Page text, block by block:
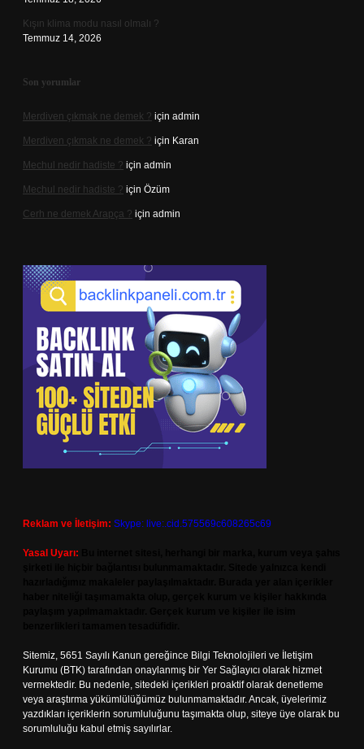
Kışın klima modu nasıl olmalı ?
Temmuz 14, 2026
Son yorumlar
Merdiven çıkmak ne demek ? için admin
Merdiven çıkmak ne demek ? için Karan
Mechul nedir hadiste ? için admin
Mechul nedir hadiste ? için Özüm
Cerh ne demek Arapça ? için admin
Reklam ve İletişim: Skype: live:.cid.575569c608265c69
Yasal Uyarı:
Sitemiz, 5651 Sayılı Kanun gereğince Bilgi Teknolojileri ve İletişim
Kurumu (BTK) tarafından onaylanmış bir Yer Sağlayıcı olarak hizmet
vermektedir. Bu nedenle, sitedeki içerikleri proaktif olarak denetleme
veya araştırma yükümlülüğümüz bulunmamaktadır. Ancak, üyelerimiz
yazdıkları içeriklerin sorumluluğunu taşımakta olup, siteye üye olarak bu
sorumluluğu kabul etmiş sayılırlar.